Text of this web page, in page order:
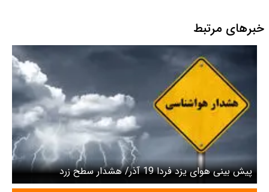
خبرهای مرتبط
پیش بینی هوای یزد فردا 19 آذر/ هشدار سطح زرد
هواشناسی صادر شد